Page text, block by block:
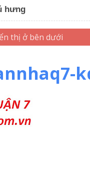
hưng